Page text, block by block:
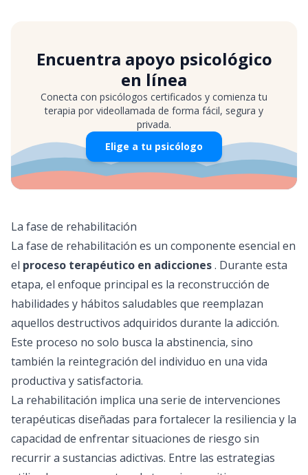
Encuentra apoyo psicológico
en línea
Conecta con psicólogos certificados y comienza tu
terapia por videollamada de forma fácil, segura y
privada.
Elige a tu psicólogo
La fase de rehabilitación
La fase de rehabilitación es un componente esencial en
el proceso terapéutico en adicciones. Durante esta
etapa, el enfoque principal es la reconstrucción de
habilidades y hábitos saludables que reemplazan
aquellos destructivos adquiridos durante la adicción.
Este proceso no solo busca la abstinencia, sino
también la reintegración del individuo en una vida
productiva y satisfactoria.
La rehabilitación implica una serie de intervenciones
terapéuticas diseñadas para fortalecer la resiliencia y la
capacidad de enfrentar situaciones de riesgo sin
recurrir a sustancias adictivas. Entre las estrategias